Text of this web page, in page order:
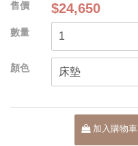
$24,650
加入購物車